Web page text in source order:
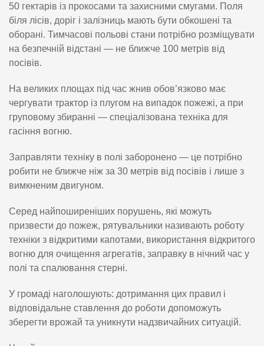
50 гектарів із прокосами та захисними смугами. Поля
біля лісів, доріг і залізниць мають бути обкошені та
оборані. Тимчасові польові стани потрібно розміщувати
на безпечній відстані — не ближче 100 метрів від
посівів.
На великих площах під час жнив обов’язково має
чергувати трактор із плугом на випадок пожежі, а при
груповому збиранні — спеціалізована техніка для
гасіння вогню.
Заправляти техніку в полі заборонено — це потрібно
робити не ближче ніж за 30 метрів від посівів і лише з
вимкненим двигуном.
Серед найпоширеніших порушень, які можуть
призвести до пожеж, рятувальники називають роботу
техніки з відкритими капотами, використання відкритого
вогню для очищення агрегатів, заправку в нічний час у
полі та спалювання стерні.
У громаді наголошують: дотримання цих правил і
відповідальне ставлення до роботи допоможуть
зберегти врожай та уникнути надзвичайних ситуацій.